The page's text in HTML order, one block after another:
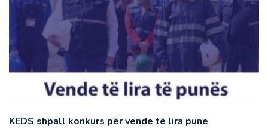
KEDS shpall konkurs për vende të lira pune